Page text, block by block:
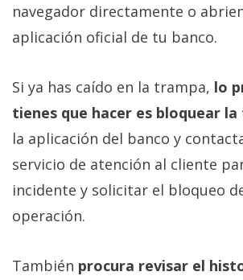
navegador directamente o
aplicación oficial de tu banco.
Si ya has caído en la trampa, lo
tienes que hacer es bloquear
la aplicación del banco y
servicio de atención al cliente
incidente y solicitar el bloqueo
operación.
También procura revisar el